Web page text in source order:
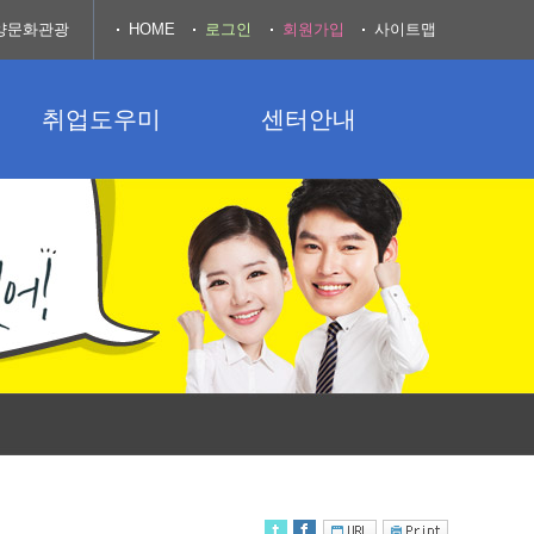
취업도우미 센터안내
문화관광 HOME 로그인 회원가입 사이트맵